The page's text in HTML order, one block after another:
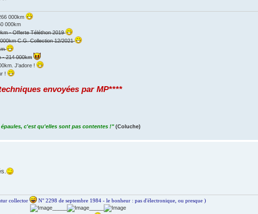
000km
000km
- Offerte Téléthon 2019
C.G. Collection 12/2021
- 214 000km
J'adore !
!
envoyées par MP****
c'est qu'elles sont pas contentes !" (Coluche)
collector
N° 2298 de septembre 1984 - le bonheur : pas d'électronique, ou presque )
_____
_____